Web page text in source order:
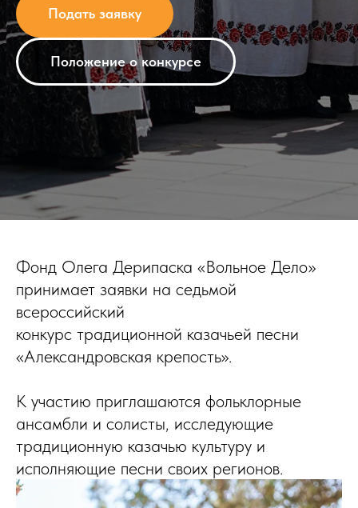
Подать заявку
Положение о конкурсе
Фонд Олега Дерипаска «Вольное Дело»
принимает заявки на седьмой
всероссийский
конкурс традиционной казачьей песни
«Александровская крепость».
К участию приглашаются фольклорные
ансамбли и солисты, исследующие
традиционную казачью культуру и
исполняющие песни своих регионов.